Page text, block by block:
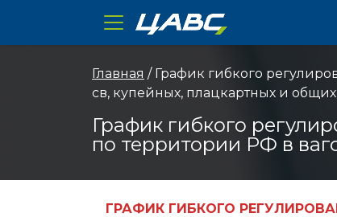
ЦАВС
Главная / График гибкого
св, купейных, плацкартных и общих
График гибкого
по территории РФ в
ГРАФИК ГИБКОГО